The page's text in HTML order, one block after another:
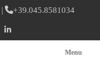
| +39.045.8581034
Menu